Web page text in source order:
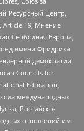
Ресурсный Центр,
Article 19, Мнение
Свободная Европа,
имени Фридриха
демократии
Councils for
Education,
международных
Российско-
отношений им